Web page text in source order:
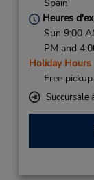
Spain
Heures
Sun 9:00
PM and
Holiday Hours
Free
Succursale